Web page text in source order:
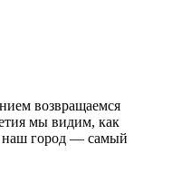
возвращаемся
мы видим, как
наш город — самый